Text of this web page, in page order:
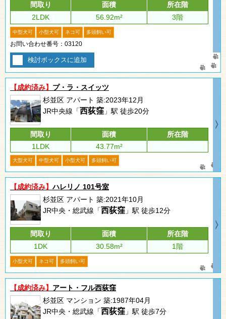
間取り
面積
所在階
2LDK
56.92m² 3階
中型犬可 小型犬可 ネコ可 多頭飼い可
お問い合わせ番号：03120
検討ボックスに追加
【成約済み】 プ・ラ・スイッツ
杉並区 アパート 築:2023年12月
JR中央線「西荻窪 」駅 徒歩20分
間取り 面積
所在階
1LDK
43.77m²
大型犬可 中型犬可 小型犬可 多頭飼い可
【成約済み】ハレリノ 101号室
杉並区 アパート 築:2021年10月
JR中央・総武線「西荻窪 」駅 徒歩12分
間取り 面積
所在階
1DK
30.58m² 1階
小型犬可 ネコ可 多頭飼い可
【成約済み】 アート・フル西荻窪
杉並区 マンション 築:1987年04月
JR中央・総武線「西荻窪 」駅 徒歩7分